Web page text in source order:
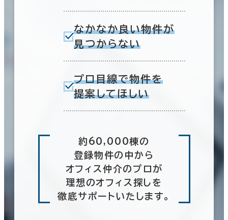
なかなか良い物件が
見つからない
プロ目線で物件を
提案してほしい
約60,000棟の
登録物件の中から
オフィス仲介のプロが
理想のオフィス探しを
徹底サポートいたします。